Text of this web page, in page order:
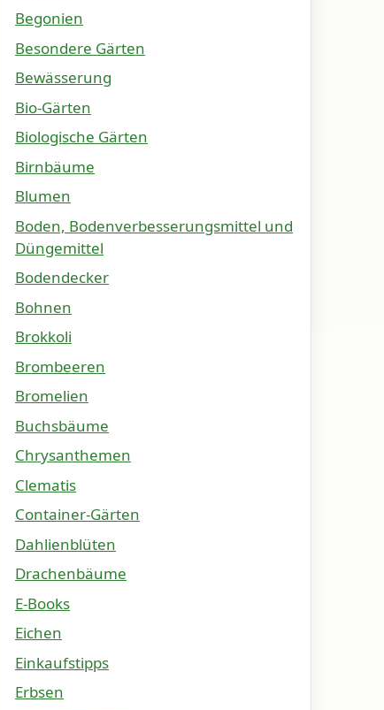
Begonien
Besondere Gärten
Bewässerung
Bio-Gärten
Biologische Gärten
Birnbäume
Blumen
Boden, Bodenverbesserungsmittel und
Düngemittel
Bodendecker
Bohnen
Brokkoli
Brombeeren
Bromelien
Buchsbäume
Chrysanthemen
Clematis
Container-Gärten
Dahlienblüten
Drachenbäume
E-Books
Eichen
Einkaufstipps
Erbsen